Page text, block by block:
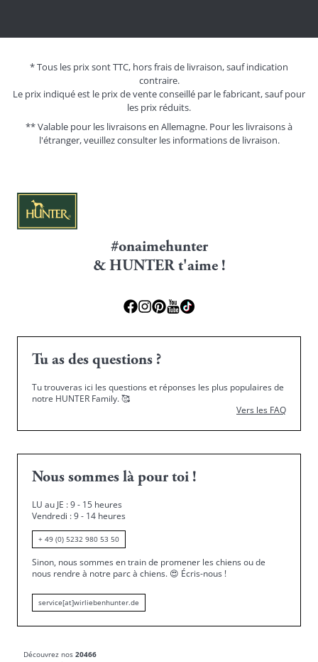
* Tous les prix sont TTC, hors frais de livraison, sauf indication
contraire.
Le prix indiqué est le prix de vente conseillé par le fabricant, sauf pour
les prix réduits.
** Valable pour les livraisons en Allemagne. Pour les livraisons à
l'étranger, veuillez consulter les informations de livraison.
#onaimehunter
& HUNTER t'aime !
Tu as des questions ?
Tu trouveras ici les questions et réponses les plus populaires de
notre HUNTER Family.🥰
Vers les FAQ
Nous sommes là pour toi !
LU au JE : 9 - 15 heures
Vendredi : 9 - 14 heures
+ 49 (0) 5232 980 53 50
Sinon, nous sommes en train de promener les chiens ou de
nous rendre à notre parc à chiens. 😍 Écris-nous !
service[at]wirliebenhunter.de
Découvrez nos 20466